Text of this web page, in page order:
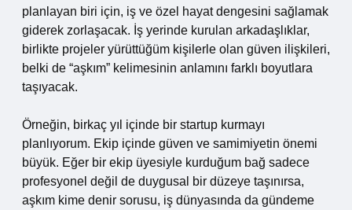
planlayan biri için, iş ve özel hayat dengesini sağlamak
giderek zorlaşacak. İş yerinde kurulan arkadaşlıklar,
birlikte projeler yürüttüğüm kişilerle olan güven ilişkileri,
belki de “aşkım” kelimesinin anlamını farklı boyutlara
taşıyacak.
Örneğin, birkaç yıl içinde bir startup kurmayı
planlıyorum. Ekip içinde güven ve samimiyetin önemi
büyük. Eğer bir ekip üyesiyle kurduğum bağ sadece
profesyonel değil de duygusal bir düzeye taşınırsa,
aşkım kime denir sorusu, iş dünyasında da gündeme